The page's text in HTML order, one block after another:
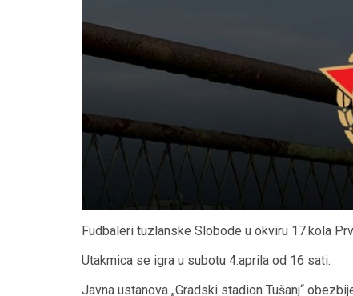
Fudbaleri tuzlanske Slobode u okviru 17.kola
Utakmica se igra u subotu 4.aprila od 16 sati.
Javna ustanova „Gradski stadion Tušanj“